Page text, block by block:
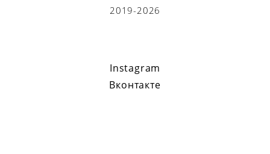
2019-2026
Instagram
Вконтакте